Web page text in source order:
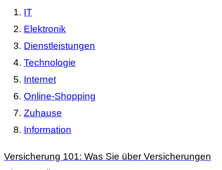
IT
Elektronik
Dienstleistungen
Technologie
Internet
Online-Shopping
Zuhause
Information
Versicherung 101: Was Sie über Versicherungen